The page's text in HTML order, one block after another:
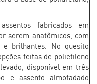
fabricados em
serem anatômicos, com
e brilhantes. No quesito
feitas de polietileno
disponível em três
e assento almofadado